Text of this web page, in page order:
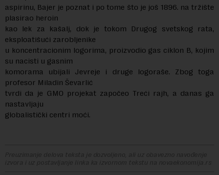
aspirinu, Bajer je poznat i po tome što je još 1896. na tržište
plasirao heroin
kao lek za kašalj, dok je tokom Drugog svetskog rata,
eksploatišući zarobljenike
u koncentracionim logorima, proizvodio gas ciklon B, kojim
su nacisti u gasnim
komorama ubijali Jevreje i druge logoraše. Zbog toga
profesor Miladin Ševarlić
tvrdi da je GMO projekat započeo Treći rajh, a danas ga
nastavljaju
globalistički centri moći.
Preuzimanje delova teksta je dozvoljeno, ali uz obavezno navođenje
izvora i uz postavljanje linka ka izvornom tekstu na novaekonomija.rs